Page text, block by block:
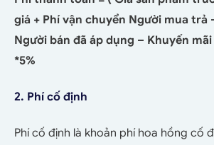
giá + Phí vận chuyển Người mua trả
Người bán đã áp dụng – Khuyến
*5%
2. Phí cố định
Phí cố định là khoản phí hoa hồng cố